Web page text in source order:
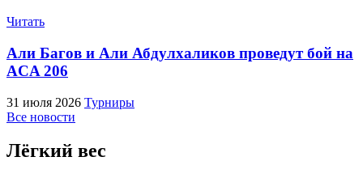
Читать
Али Багов и Али Абдулхаликов проведут бой на
ACA 206
31 июля 2026 Турниры
Все новости
Лёгкий вес